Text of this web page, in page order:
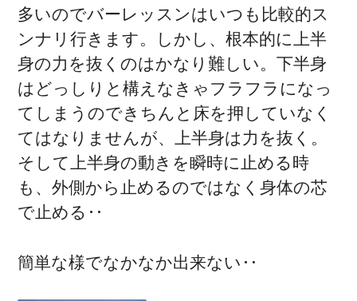
多いのでバーレッスンはいつも比較的ス
ンナリ行きます。しかし、根本的に上半
身の力を抜くのはかなり難しい。下半身
はどっしりと構えなきゃフラフラになっ
てしまうのできちんと床を押していなく
てはなりませんが、上半身は力を抜く。
そして上半身の動きを瞬時に止める時
も、外側から止めるのではなく身体の芯
で止める‥
簡単な様でなかなか出来ない‥